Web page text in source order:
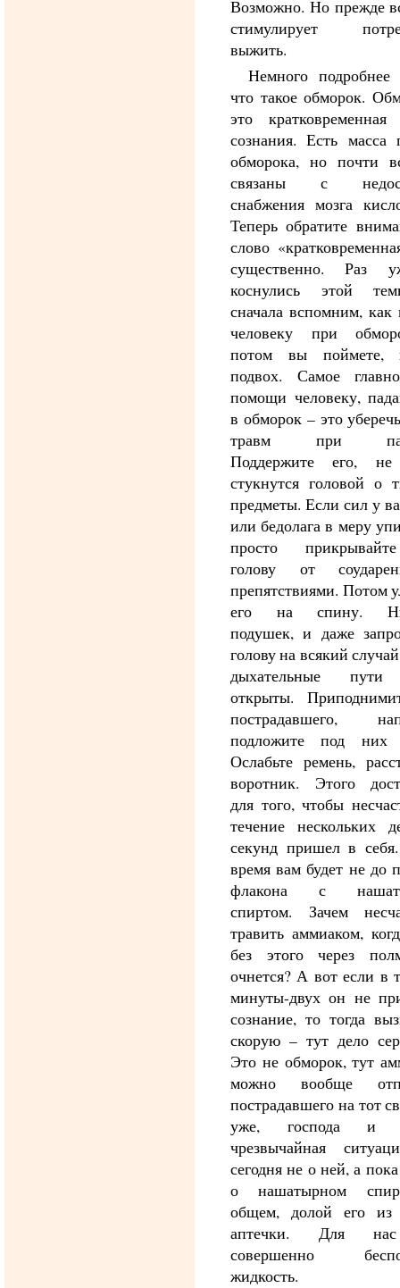
Возможно. Но прежде
стимулирует
выжить.
Немного
что такое обморок.
это кратковременная
сознания. Есть масса
обморока, но почти
связаны с
снабжения мозга
Теперь обратите
слово
существенно. Раз
коснулись этой
сначала вспомним, как
человеку при
потом вы поймете,
подвох. Самое
помощи человеку,
в обморок – это
травм при
Поддержите его, не
стукнутся головой о
предметы. Если сил у
или бедолага в меру
просто
голову от
препятствиями. Потом
его на спину.
подушек, и даже
голову на всякий
дыхательные
открыты.
пострадавшего,
подложите под них
Ослабьте ремень,
воротник. Этого
для того, чтобы
течение нескольких
секунд пришел в
время вам будет не до
флакона с
спиртом. Зачем
травить аммиаком,
без этого через
очнется? А вот если в
минуты-двух он не
сознание, то тогда
скорую – тут дело
Это не обморок, тут
можно вообще
пострадавшего на тот
уже, господа и
чрезвычайная
сегодня не о ней, а
о нашатырном
общем, долой его из
аптечки. Для
совершенно
жидкость.